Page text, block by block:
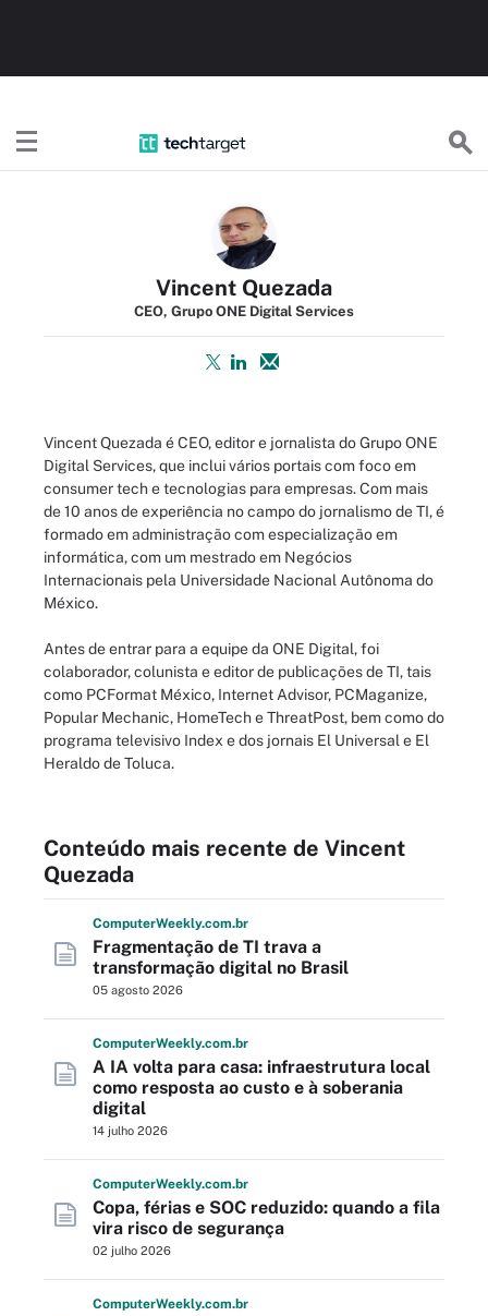
Vincent Quezada
CEO, Grupo ONE Digital Services
Vincent Quezada é CEO, editor e jornalista do Grupo ONE
Digital Services, que inclui vários portais com foco em
consumer teche tecnologias para empresas. Com mais
de 10 anos de experiência no campo do jornalismo de TI, é
formado em administração com especialização em
informática, com um mestrado em Negócios
Internacionais pela Universidade Nacional Autônoma do
México.
Antes de entrar para a equipe da ONE Digital, foi
colaborador, colunista e editor de publicações de TI, tais
como PCFormat México, Internet Advisor, PCMaganize,
Popular Mechanic, HomeTech e ThreatPost, bem como do
programa televisivo Index e dos jornais El Universal e El
Heraldo de Toluca.
Conteúdo mais recente de Vincent
Quezada
ComputerWeekly.com.br
Fragmentação de TI trava a
transformação digital no Brasil
05 agosto 2026
ComputerWeekly.com.br
A IA volta para casa: infraestrutura local
como resposta ao custo e à soberania
digital
14 julho 2026
ComputerWeekly.com.br
Copa, férias e SOC reduzido: quando a fila
vira risco de segurança
02 julho 2026
ComputerWeekly.com.br